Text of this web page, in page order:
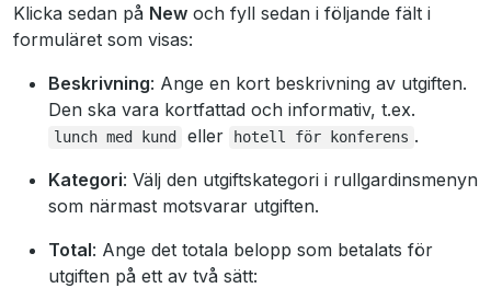
Klicka sedan på New och fyll sedan i följande fält i
formuläret som visas:
Beskrivning: Ange en kort beskrivning av utgiften.
Den ska vara kortfattad och informativ, t.ex.
lunch med kund eller hotell för konferens .
Kategori: Välj den utgiftskategori i rullgardinsmenyn
som närmast motsvarar utgiften.
Total: Ange det totala belopp som betalats för
utgiften på ett av två sätt: